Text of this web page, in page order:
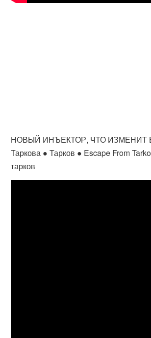
НОВЫЙ ИНЪЕКТОР, ЧТО ИЗМЕНИТ
Таркова ● Тарков ● Escape From
тарков